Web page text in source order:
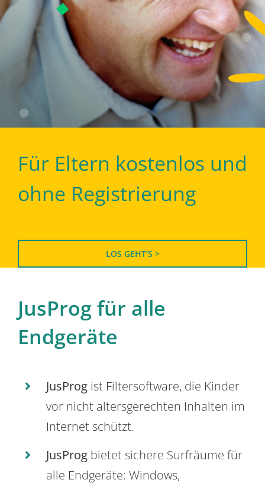
Für Eltern kostenlos und
ohne Registrierung
LOS GEHT’S >
JusProg für alle
Endgeräte
JusProg ist Filtersoftware, die Kinder
vor nicht altersgerechten Inhalten im
Internet schützt.
JusProg bietet sichere Surfräume für
alle Endgeräte: Windows,